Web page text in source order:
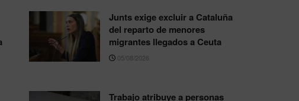
Junts exige excluir a Cataluña
del reparto de menores
migrantes llegados a Ceuta
05/08/2026
Trabajo atribuye a personas